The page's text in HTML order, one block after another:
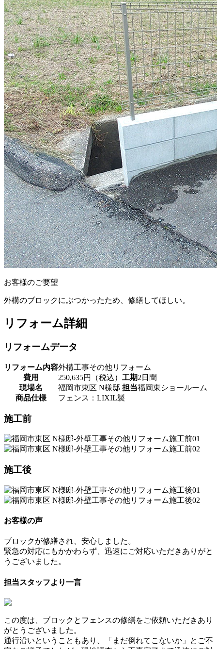
お客様のご要望
外構のブロックにぶつかったため、修繕してほしい。
リフォーム詳細
リフォームデータ
リフォーム内容外構工事その他リフォーム
費用
250,635円（税込） 工期2日間
現場名
福岡市東区 N様邸 担当福岡東ショールーム
商品仕様
フェンス：LIXIL製
施工前
施工後
お客様の声
ブロックが修繕され、安心しました。
緊急の対応にもかかわらず、迅速にご対応いただきありがと
うございました。
担当スタッフより一言
この度は、ブロックとフェンスの修繕をご依頼いただきあり
がとうございました。
通行沿いということもあり、「まだ倒れてこないか」とご不